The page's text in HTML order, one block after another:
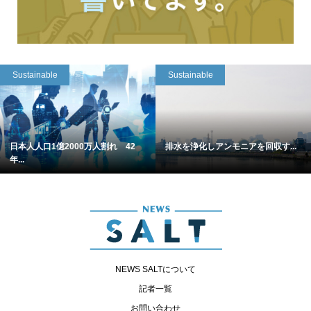
Sustainable
日本人人口1億2000万人割れ 42
年...
Sustainable
排水を浄化しアンモニアを回収す...
NEWS SALTについて
記者一覧
お問い合わせ